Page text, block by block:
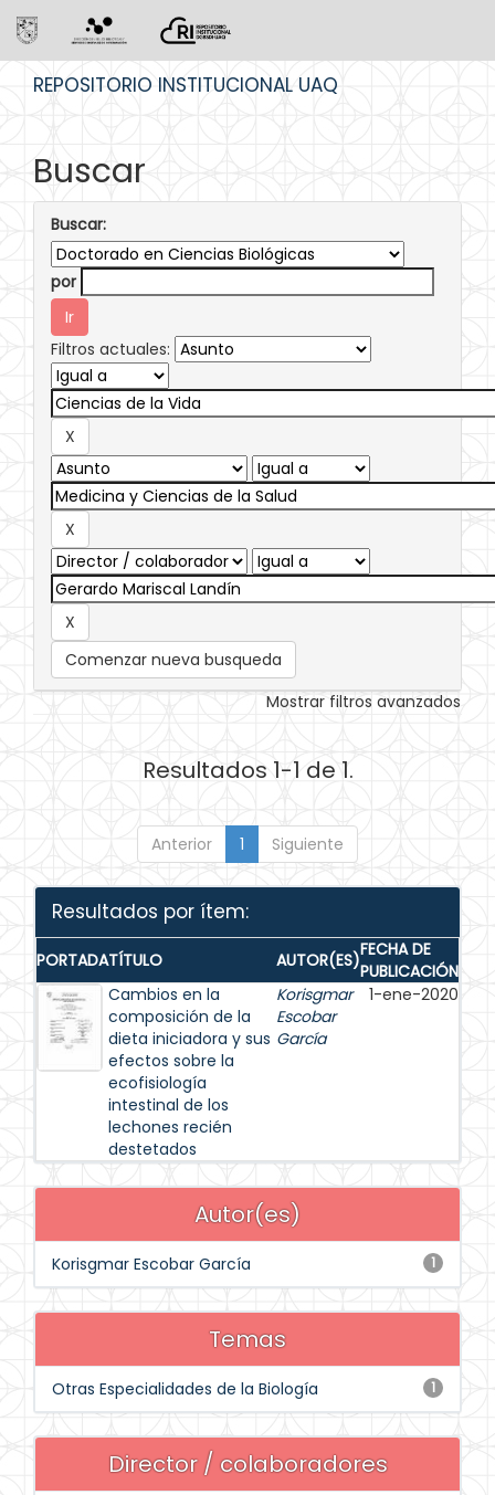
REPOSITORIO INSTITUCIONAL UAQ
Buscar
Buscar:
por
Filtros actuales:
Comenzar nueva busqueda
Mostrar filtros avanzados
Resultados 1-1 de 1.
Anterior 1 Siguiente
Resultados por ítem:
PORTADATÍTULO AUTOR(ES)FECHA DE
PUBLICACIÓN
Cambios en la
composición de la
dieta iniciadora y sus
efectos sobre la
ecofisiología
intestinal de los
lechones recién
destetados
Korisgmar
Escobar
García
1-ene-2020
Autor(es)
1
Korisgmar Escobar García
Temas
1
Otras Especialidades de la Biología
Director / colaboradores